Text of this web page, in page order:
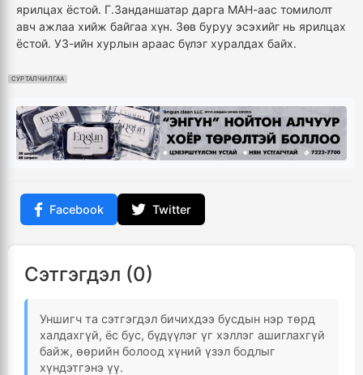
ярилцах ёстой. Г.Занданшатар дарга МАН-аас томилолт
авч ажлаа хийж байгаа хүн. Зөв буруу эсэхийг нь ярилцах
ёстой. УЗ-ийн хурлын араас бүлэг хуралдах байх.
СУРТАЛЧИЛГАА
Facebook Twitter
Сэтгэгдэл (0)
Уншигч та сэтгэгдэл бичихдээ бусдын нэр төрд
халдахгүй, ёс бус, бүдүүлэг үг хэллэг ашиглахгүй
байж, өөрийн болоод хүний үзэл бодлыг
хүндэтгэнэ үү.